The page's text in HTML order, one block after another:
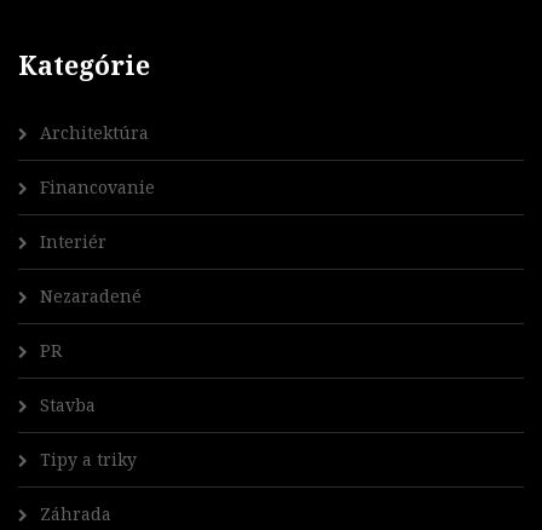
Kategórie
Architektúra
Financovanie
Interiér
Nezaradené
PR
Stavba
Tipy a triky
Záhrada